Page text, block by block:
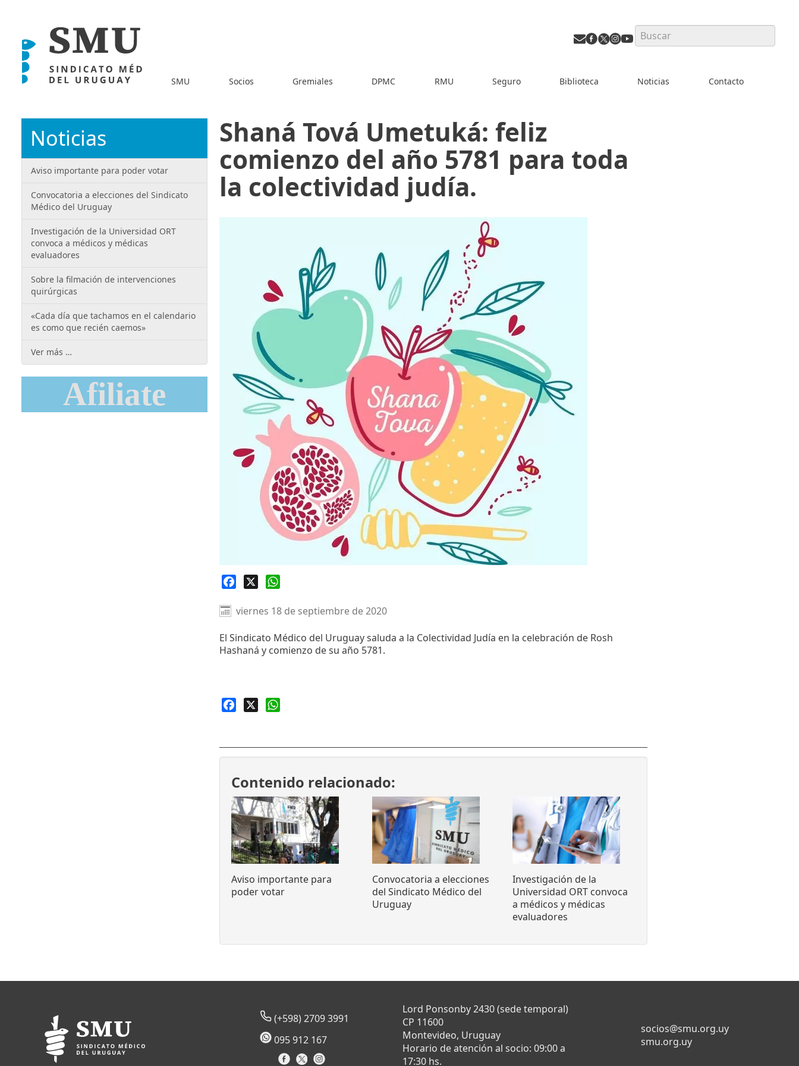
Search
SMU Socios Gremiales DPMC RMU Seguro Biblioteca Noticias Contacto
Shaná Tová Umetuká: feliz
comienzo del año 5781 para toda
la colectividad judía.
Facebook
viernes 18 de septiembre de 2020
El Sindicato Médico del Uruguay saluda a la Colectividad Judía en la celebración de Rosh
Hashaná y comienzo de su año 5781.
Facebook
Contenido relacionado:
Aviso importante para
poder votar
Convocatoria a elecciones
del Sindicato Médico del
Uruguay
Investigación de la
Universidad ORT convoca
a médicos y médicas
evaluadores
Noticias
Aviso importante para poder votar
Convocatoria a elecciones del Sindicato
Médico del Uruguay
Investigación de la Universidad ORT
convoca a médicos y médicas
evaluadores
Sobre la filmación de intervenciones
quirúrgicas
«Cada día que tachamos en el calendario
es como que recién caemos»
Ver más …
Afiliate
(+598) 2709 3991
095 912 167
Lord Ponsonby 2430 (sede temporal)
CP 11600
Montevideo, Uruguay
Horario de atención al socio: 09:00 a
17:30 hs.
socios@smu.org.uy
smu.org.uy